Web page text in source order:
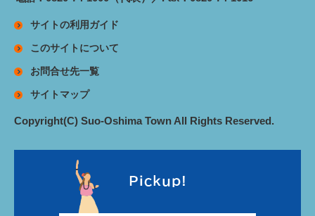
サイトの利用ガイド
このサイトについて
お問合せ先一覧
サイトマップ
Copyright(C) Suo-Oshima Town All Rights Reserved.